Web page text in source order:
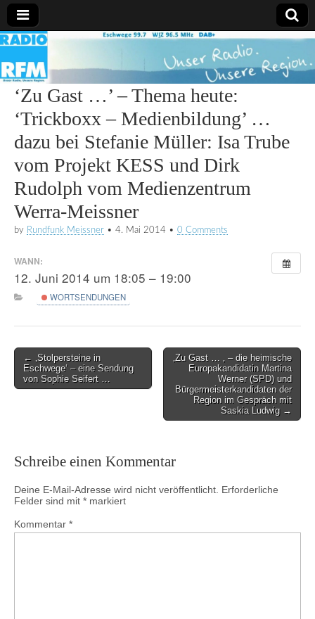
Radio
RFM
‘Zu Gast …’ – Thema heute:
‘Trickboxx – Medienbildung’ …
dazu bei Stefanie Müller: Isa Trube
vom Projekt KESS und Dirk
Rudolph vom Medienzentrum
Werra-Meissner
by Rundfunk Meissner • 4. Mai 2014 • 0 Comments
WANN:
12. Juni 2014 um 18:05 – 19:00
WORTSENDUNGEN
Post
navigation
← ‚Stolpersteine in
Eschwege‘ – eine Sendung
von Sophie Seifert …
‚Zu Gast … ‚ – die heimische
Europakandidatin Martina
Werner (SPD) und
Bürgermeisterkandidaten der
Region im Gespräch mit
Saskia Ludwig →
Schreibe einen Kommentar
Deine E-Mail-Adresse wird nicht veröffentlicht. Erforderliche
Felder sind mit * markiert
Kommentar *